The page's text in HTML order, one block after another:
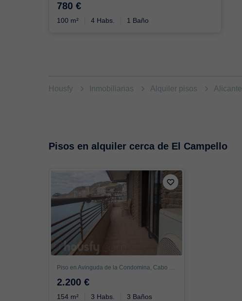
780 €
100 m² 4 Habs. 1 Baño
Housfy Inmobiliarias Alquiler pisos Alicante
Pisos en alquiler cerca de El Campello
2.200 €
154 m² 3 Habs. 3 Baños